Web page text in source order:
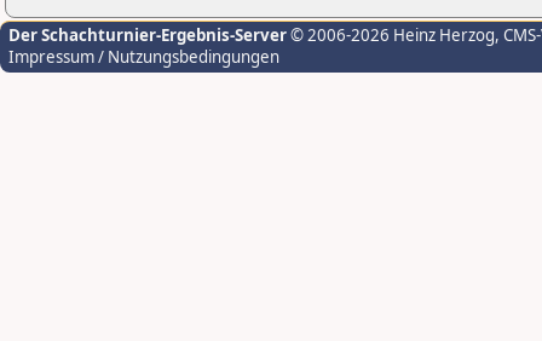
Der Schachturnier-Ergebnis-Server© 2006-2026 Heinz Herzog,
Impressum / Nutzungsbedingungen